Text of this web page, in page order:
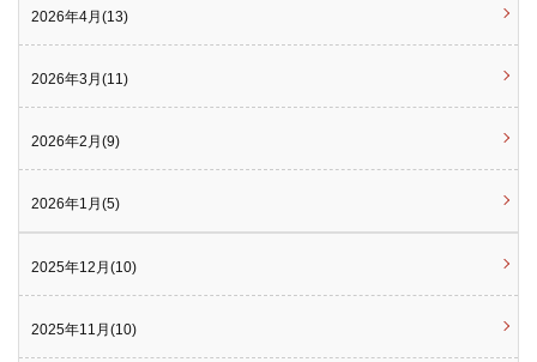
2026年4月(13)
2026年3月(11)
2026年2月(9)
2026年1月(5)
2025年12月(10)
2025年11月(10)